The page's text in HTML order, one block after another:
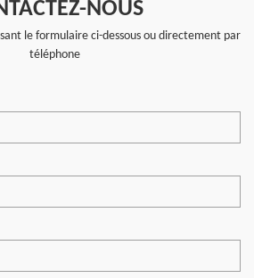
NOUS
le formulaire ci-dessous ou directement par
téléphone